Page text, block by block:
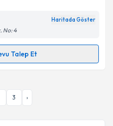
ilişkin
verilerimin belirtilen
Gönder
Haritada Göster
No: 4
Talep Et
Uçariçin randevu takvimi
randevu almanız
3 ›